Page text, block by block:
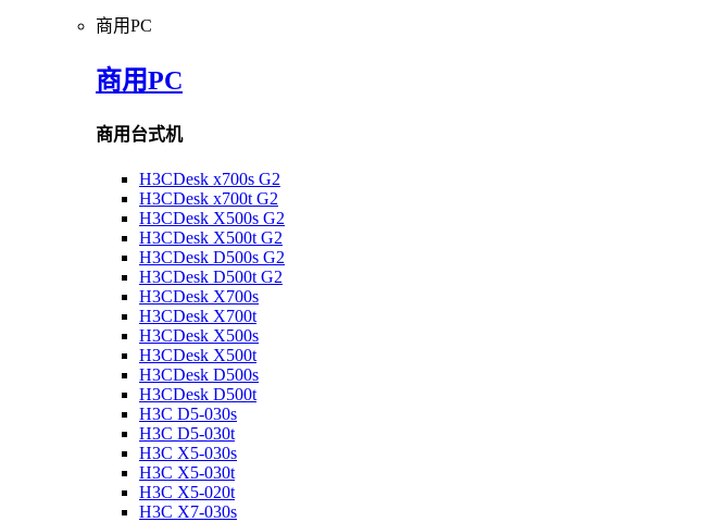
商用PC
商用PC
商用台式机
H3CDesk x700s G2
H3CDesk x700t G2
H3CDesk X500s G2
H3CDesk X500t G2
H3CDesk D500s G2
H3CDesk D500t G2
H3CDesk X700s
H3CDesk X700t
H3CDesk X500s
H3CDesk X500t
H3CDesk D500s
H3CDesk D500t
H3C D5-030s
H3C D5-030t
H3C X5-030s
H3C X5-030t
H3C X5-020t
H3C X7-030s